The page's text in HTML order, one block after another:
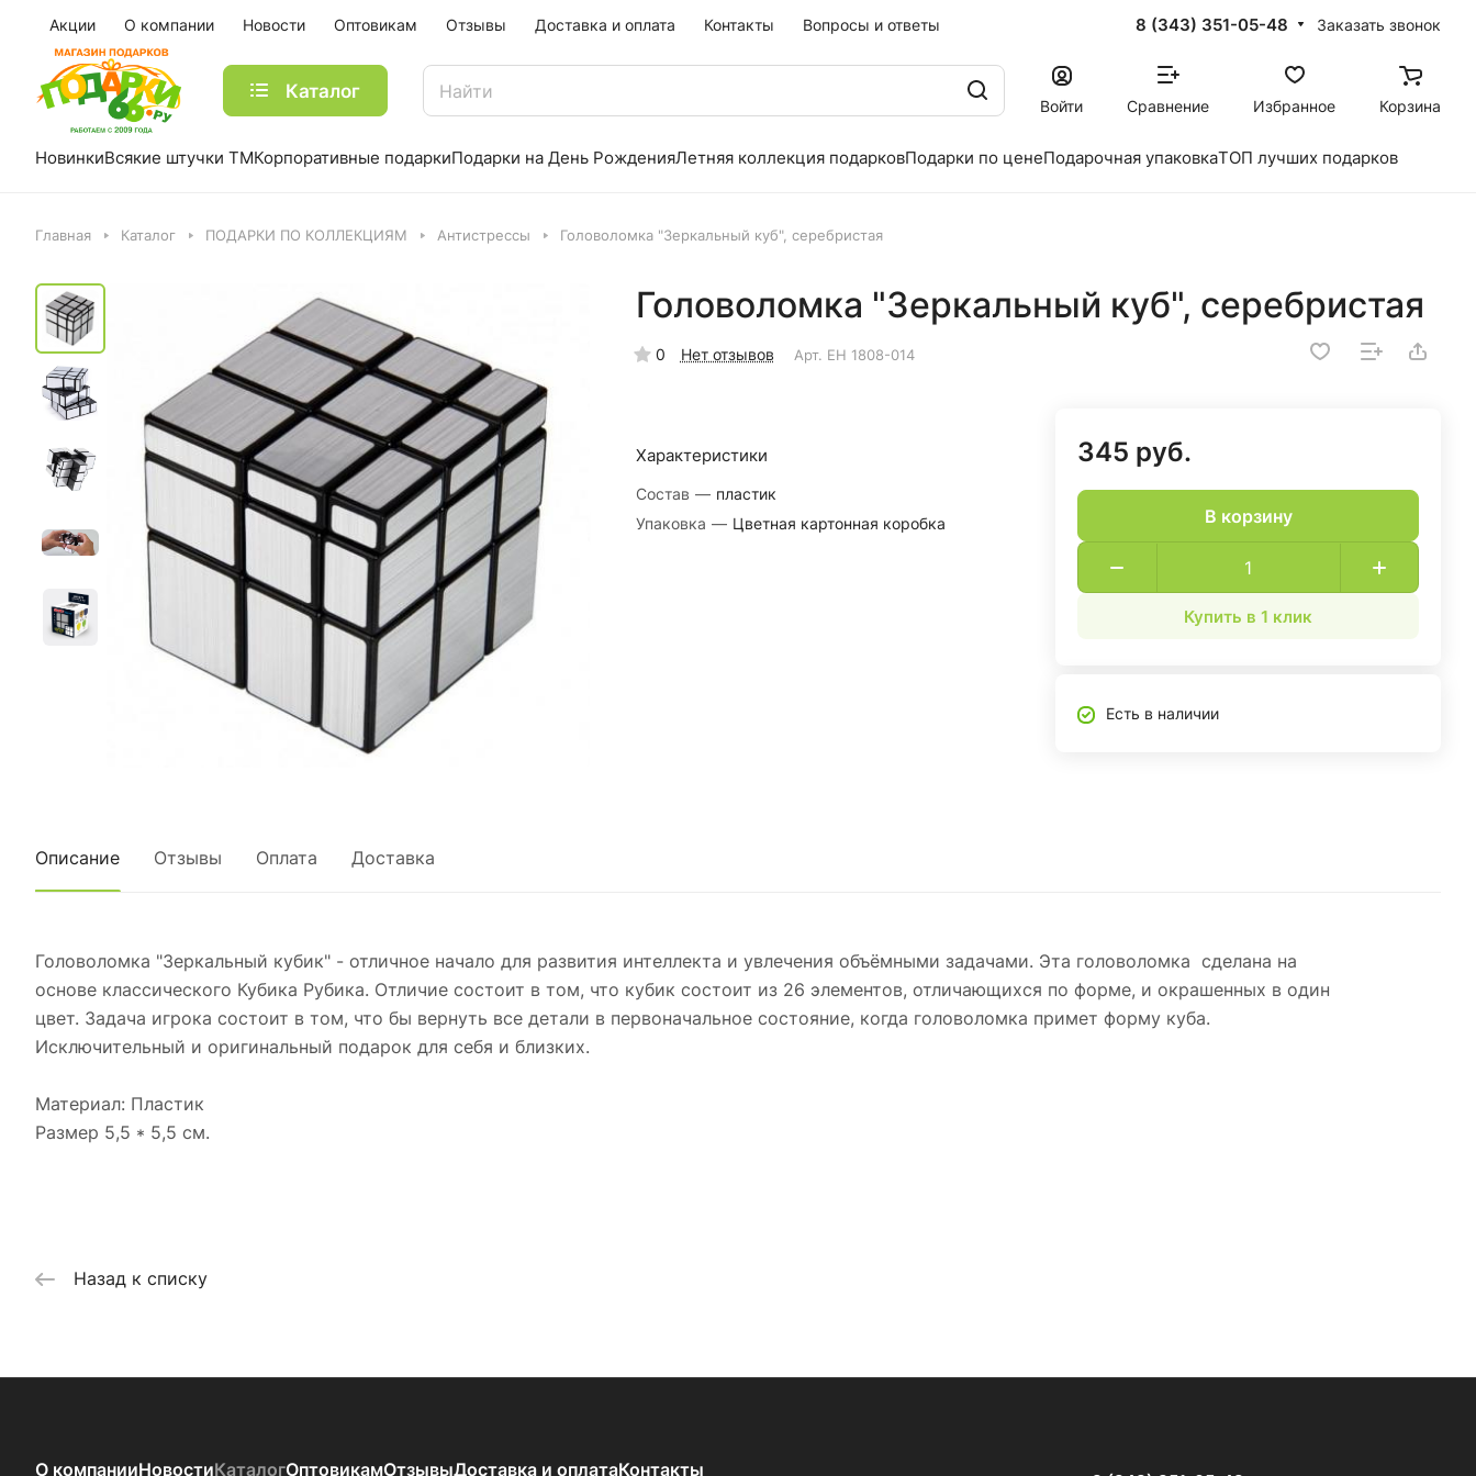
Акции О компании Новости Оптовикам Отзывы Доставка и оплата Контакты Вопросы и ответы 8 (343) 351-05-48 Заказать звонок
Каталог
Войти Сравнение Избранное Корзина
НовинкиВсякие штучки ТМКорпоративные подаркиПодарки на День РожденияЛетняя коллекция подарковПодарки по ценеПодарочная упаковкаТОП лучших подарков
Главная Каталог ПОДАРКИ ПО КОЛЛЕКЦИЯМ Антистрессы Головоломка "Зеркальный куб", серебристая
Головоломка "Зеркальный куб", серебристая
0 Нет отзывов Арт. EH 1808-014
Характеристики
Состав — пластик
Упаковка — Цветная картонная коробка
345 руб.
В корзину
Купить в 1 клик
Есть в наличии
Описание Отзывы Оплата Доставка
Головоломка "Зеркальный кубик" - отличное начало для развития интеллекта и увлечения объёмными задачами. Эта головоломка сделана на
основе классического Кубика Рубика. Отличие состоит в том, что кубик состоит из 26 элементов, отличающихся по форме, и окрашенных в один
цвет. Задача игрока состоит в том, что бы вернуть все детали в первоначальное состояние, когда головоломка примет форму куба.
Исключительный и оригинальный подарок для себя и близких.
Материал: Пластик
Размер 5,5 * 5,5 см.
Назад к списку
О компанииНовостиКаталогОптовикамОтзывыДоставка и оплатаКонтакты